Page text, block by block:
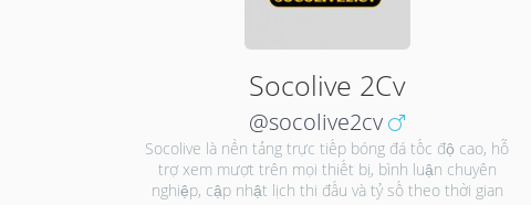
Socolive 2Cv
@socolive2cv
Socolive là nền tảng trực tiếp bóng đá tốc độ cao, hỗ
trợ xem mượt trên mọi thiết bị, bình luận chuyên
nghiệp, cập nhật lịch thi đấu và tỷ số theo thời gian